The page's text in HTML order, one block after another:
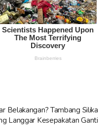
Belakangan? Tambang Silika
Langgar Kesepakatan Ganti